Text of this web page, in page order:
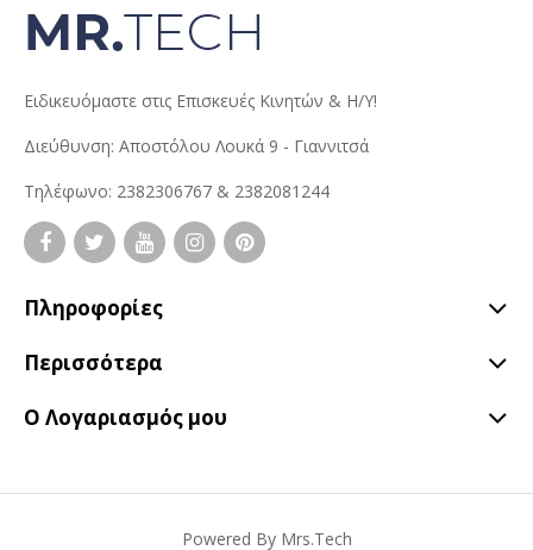
Ειδικευόμαστε στις Επισκευές Κινητών & Η/Υ!
Διεύθυνση: Αποστόλου Λουκά 9 - Γιαννιτσά
Τηλέφωνο: 2382306767 & 2382081244
Πληροφορίες
Περισσότερα
Ο Λογαριασμός μου
Powered By Mrs.Tech